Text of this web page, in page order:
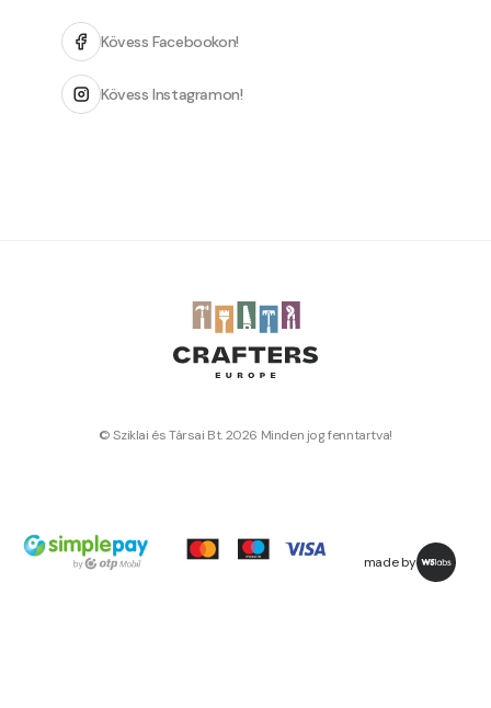
Kövess Facebookon!
Kövess Instagramon!
© Sziklai és Társai Bt. 2026 Minden jog fenntartva!
made by